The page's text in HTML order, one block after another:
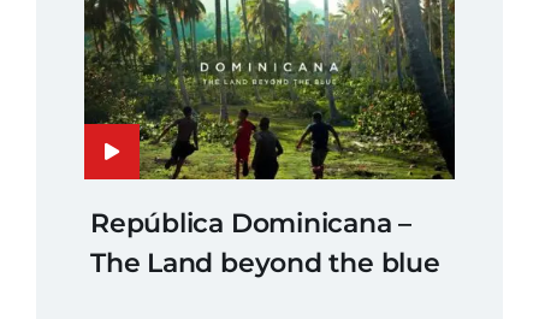
República Dominicana –
The Land beyond the blue